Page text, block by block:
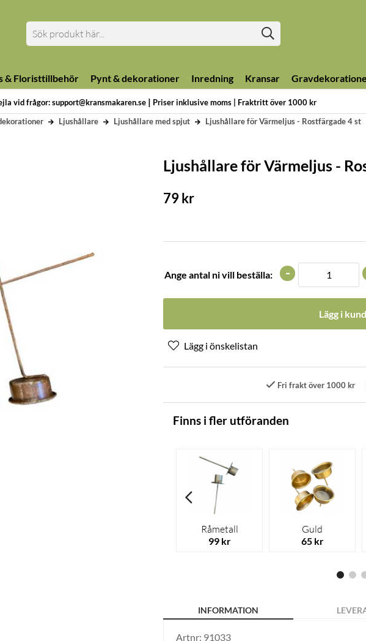
vid frågor: support@kransmakaren.se| Priser inklusive moms | Fraktritt över 1000 kr
& Floristtillbehör Pynt & dekorationer Inredning Kransar
Ljushållare Ljushållare med spjut Ljushållare för Värmeljus - Rostfärgade 4 st
Ljushållare för Värmeljus -
79kr
Ange antal ni vill beställa: -
Lägg i
Fri frakt över 1000 kr
Finns i fler utföranden
Råmetall
99 kr
Guld
65 kr
INFORMATION
Artnr: 91033